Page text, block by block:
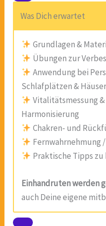
Was Dich erwartet
Grundlagen &
Übungen zur
Anwendung bei
Schlafplätzen &
Vitalitätsmessung
Harmonisierung
Chakren- und
Fernwahrnehmung
Praktische Tipps
Einhandruten werden
auch Deine eigene